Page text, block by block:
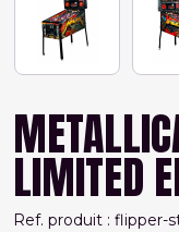
LIMITED
Ref. produit : flipper-